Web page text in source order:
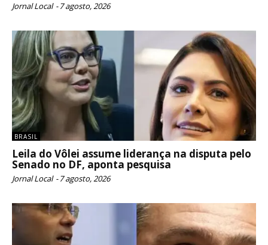
Jornal Local - 7 agosto, 2026
BRASIL
Leila do Vôlei assume liderança na disputa pelo
Senado no DF, aponta pesquisa
Jornal Local - 7 agosto, 2026